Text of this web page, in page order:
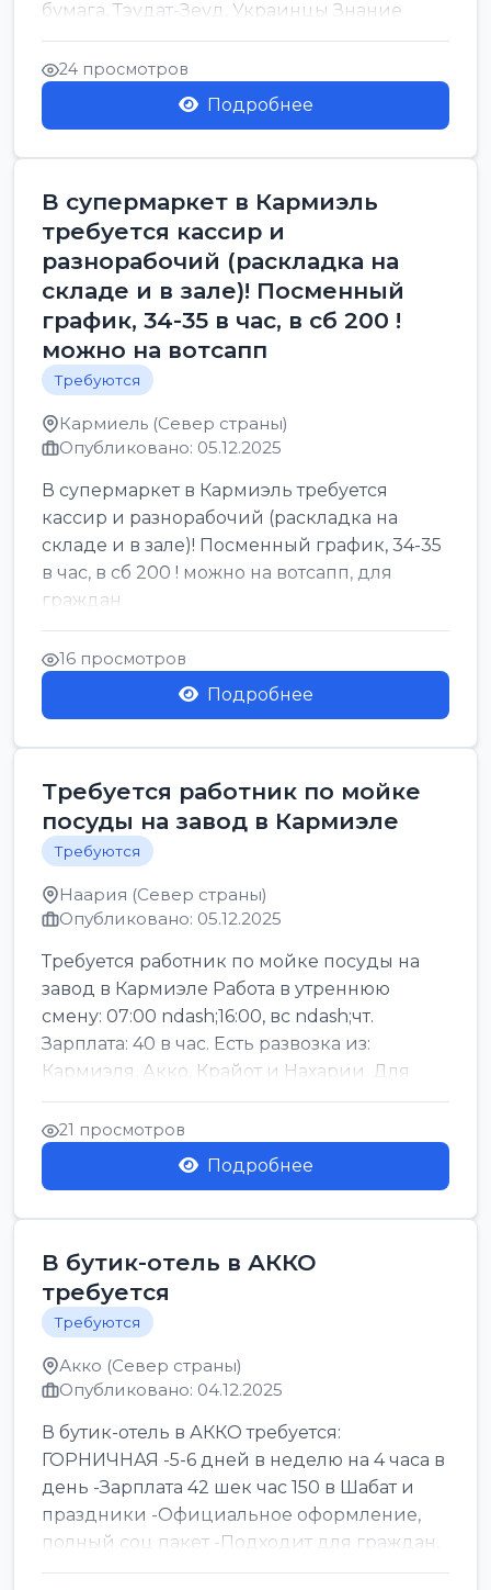
бумага, Тэудат-Зеуд, Украинцы Знание
иврита не тр...
24 просмотров
Подробнее
В супермаркет в Кармиэль
требуется кассир и
разнорабочий (раскладка на
складе и в зале)! Посменный
график, 34-35 в час, в сб 200 !
можно на вотсапп
Требуются
Кармиель (Север страны)
Опубликовано: 05.12.2025
В супермаркет в Кармиэль требуется
кассир и разнорабочий (раскладка на
складе и в зале)! Посменный график, 34-35
в час, в сб 200 ! можно на вотсапп, для
граждан
16 просмотров
Подробнее
Требуется работник по мойке
посуды на завод в Кармиэле
Требуются
Наария (Север страны)
Опубликовано: 05.12.2025
Требуется работник по мойке посуды на
завод в Кармиэле Работа в утреннюю
смену: 07:00 ndash;16:00, вс ndash;чт.
Зарплата: 40 в час. Есть развозка из:
Кармиэля, Акко, Крайот и Нахарии. Для
деталей
21 просмотров
Подробнее
В бутик-отель в АККО
требуется
Требуются
Акко (Север страны)
Опубликовано: 04.12.2025
В бутик-отель в АККО требуется:
ГОРНИЧНАЯ -5-6 дней в неделю на 4 часа в
день -Зарплата 42 шек час 150 в Шабат и
праздники -Официальное оформление,
полный соц пакет -Подходит для граждан,
визы В1, син...